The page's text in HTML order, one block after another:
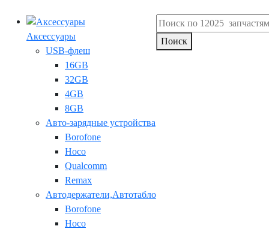
Аксессуары
USB-флеш
16GB
32GB
4GB
8GB
Авто-зарядные устройства
Borofone
Hoco
Qualcomm
Remax
Автодержатели,Автотабло
Borofone
Hoco
Поиск